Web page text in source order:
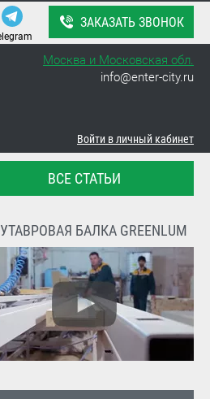
ЗАКАЗАТЬ ЗВОНОК
Москва и Московская обл.
info@enter-city.ru
Войти в личный кабинет
ВСЕ СТАТЬИ
БАЛКА GREENLUM